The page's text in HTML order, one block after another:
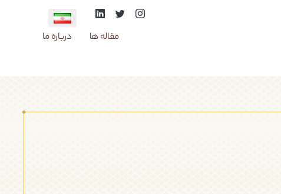
مقاله ها درباره ما